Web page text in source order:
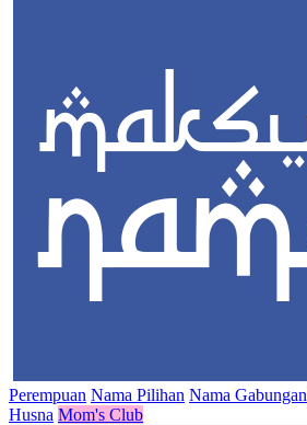
Perempuan Nama Pilihan Nama Gabungan
Husna Mom's Club